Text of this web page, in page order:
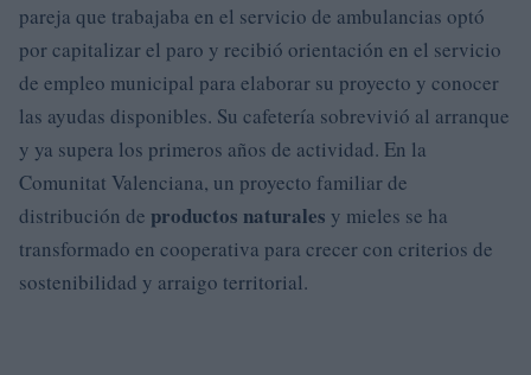
pareja que trabajaba en el servicio de ambulancias optó
por capitalizar el paro y recibió orientación en el servicio
de empleo municipal para elaborar su proyecto y conocer
las ayudas disponibles. Su cafetería sobrevivió al arranque
y ya supera los primeros años de actividad. En la
Comunitat Valenciana, un proyecto familiar de
distribución de productos naturales y mieles se ha
transformado en cooperativa para crecer con criterios de
sostenibilidad y arraigo territorial.